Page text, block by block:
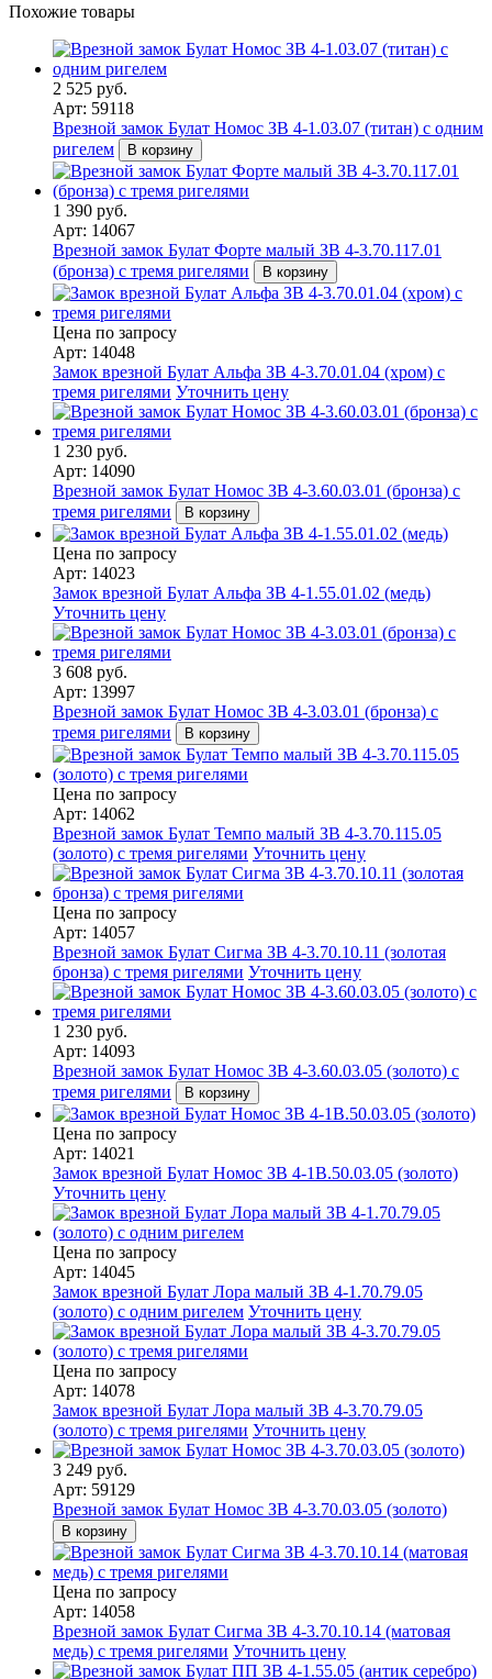
Похожие товары
2 525 руб.
Арт: 59118
Врезной замок Булат Номос ЗВ 4-1.03.07 (титан) с одним
ригелем
В корзину
1 390 руб.
Арт: 14067
Врезной замок Булат Форте малый ЗВ 4-3.70.117.01
(бронза) с тремя ригелями
В корзину
Цена по запросу
Арт: 14048
Замок врезной Булат Альфа ЗВ 4-3.70.01.04 (хром) с
тремя ригелями Уточнить цену
1 230 руб.
Арт: 14090
Врезной замок Булат Номос ЗВ 4-3.60.03.01 (бронза) с
тремя ригелями
В корзину
Цена по запросу
Арт: 14023
Замок врезной Булат Альфа ЗВ 4-1.55.01.02 (медь)
Уточнить цену
3 608 руб.
Арт: 13997
Врезной замок Булат Номос ЗВ 4-3.03.01 (бронза) с
тремя ригелями
В корзину
Цена по запросу
Арт: 14062
Врезной замок Булат Темпо малый ЗВ 4-3.70.115.05
(золото) с тремя ригелями Уточнить цену
Цена по запросу
Арт: 14057
Врезной замок Булат Сигма ЗВ 4-3.70.10.11 (золотая
бронза) с тремя ригелями Уточнить цену
1 230 руб.
Арт: 14093
Врезной замок Булат Номос ЗВ 4-3.60.03.05 (золото) с
тремя ригелями
В корзину
Цена по запросу
Арт: 14021
Замок врезной Булат Номос ЗВ 4-1В.50.03.05 (золото)
Уточнить цену
Цена по запросу
Арт: 14045
Замок врезной Булат Лора малый ЗВ 4-1.70.79.05
(золото) с одним ригелем Уточнить цену
Цена по запросу
Арт: 14078
Замок врезной Булат Лора малый ЗВ 4-3.70.79.05
(золото) с тремя ригелями Уточнить цену
3 249 руб.
Арт: 59129
Врезной замок Булат Номос ЗВ 4-3.70.03.05 (золото)
В корзину
Цена по запросу
Арт: 14058
Врезной замок Булат Сигма ЗВ 4-3.70.10.14 (матовая
медь) с тремя ригелями Уточнить цену